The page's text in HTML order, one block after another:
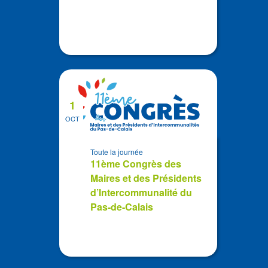
OCT
1
11ème Congrès des
Maires et des Présidents
d’Intercommunalité du
Pas-de-Calais
Toute la journée